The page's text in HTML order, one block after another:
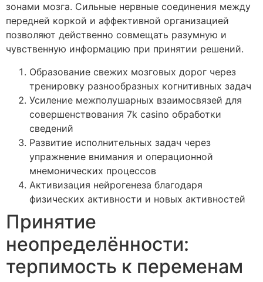
зонами мозга. Сильные нервные соединения между
передней коркой и аффективной организацией
позволяют действенно совмещать разумную и
чувственную информацию при принятии решений.
Образование свежих мозговых дорог через
тренировку разнообразных когнитивных задач
Усиление межполушарных взаимосвязей для
совершенствования 7k casino обработки
сведений
Развитие исполнительных задач через
упражнение внимания и операционной
мнемонических процессов
Активизация нейрогенеза благодаря
физических активности и новых активностей
Принятие
неопределённости:
терпимость к переменам